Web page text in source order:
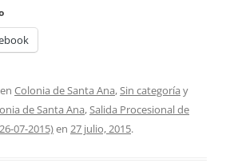
Colonia de Santa Ana,Sin categoría y
de Santa Ana,Salida Procesional de
07-2015)en 27 julio, 2015.